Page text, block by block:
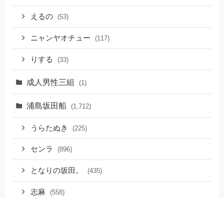
えるの (53)
ニャンヤオチュー (117)
りする (33)
成人男性三組 (1)
浦島坂田船 (1,712)
うらたぬき (225)
センラ (896)
となりの坂田。 (435)
志麻 (558)